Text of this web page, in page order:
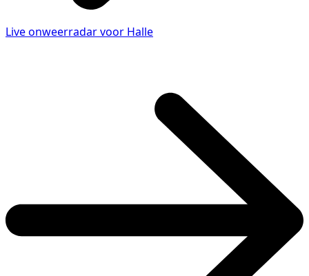
Live onweerradar voor Halle